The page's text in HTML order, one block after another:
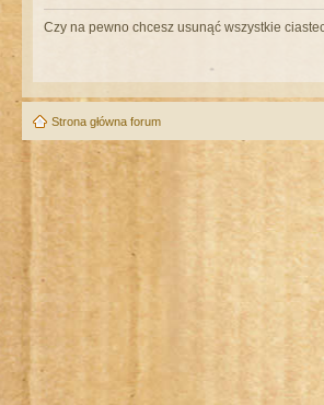
Czy na pewno chcesz usunąć wszystkie
Strona główna forum